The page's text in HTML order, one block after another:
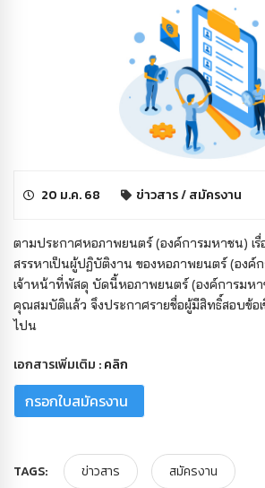
20 ม.ค. 68 ข่าวสาร/สมัครงาน
ตามประกาศหอภาพยนตร์ (องค์การมหาชน) เรื่
สรรหาเป็นผู้ปฏิบัติงาน ของหอภาพยนตร์ (องค์
เจ้าหน้าที่พัสดุ บัดนี้หอภาพยนตร์ (องค์การมหา
คุณสมบัติแล้ว จึงประกาศรายชื่อผู้มีสิทธิ์สอบข้อ
ไปน
เอกสารเพิ่มเติม :คลิก
กรอกใบสมัครงาน
TAGS: ข่าวสาร สมัครงาน